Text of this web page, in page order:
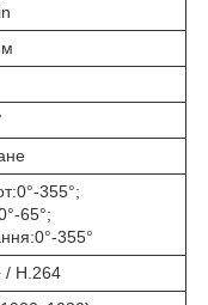
355°;
65°;
355°
/ H.264